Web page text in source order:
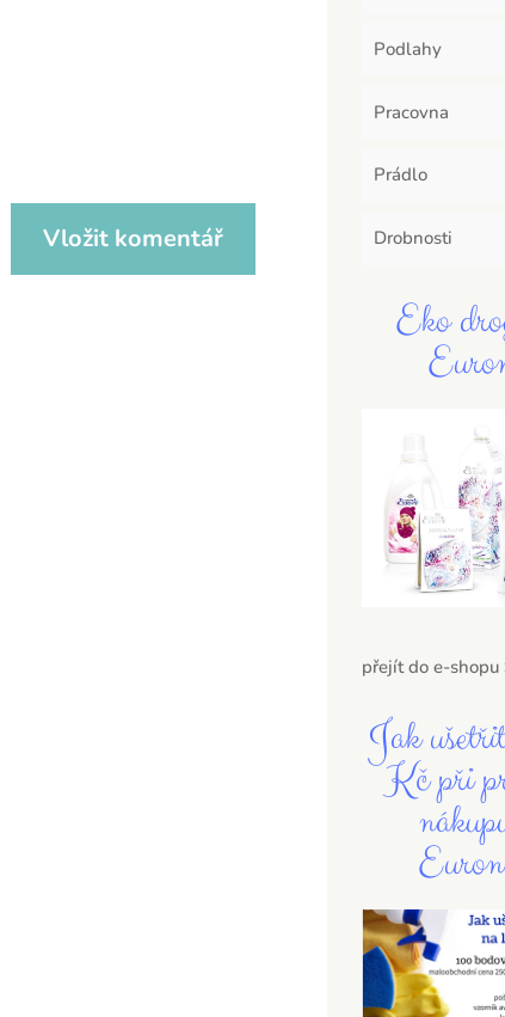
Podlahy
Pracovna
Prádlo
Drobnosti
Eko
přejít do e-shopu
Jak
Kč při